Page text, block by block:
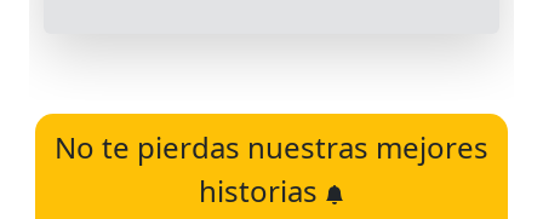
No te pierdas nuestras mejores
historias